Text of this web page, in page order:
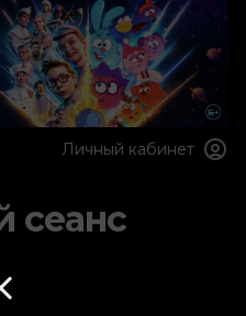
Личный кабинет
сеанс